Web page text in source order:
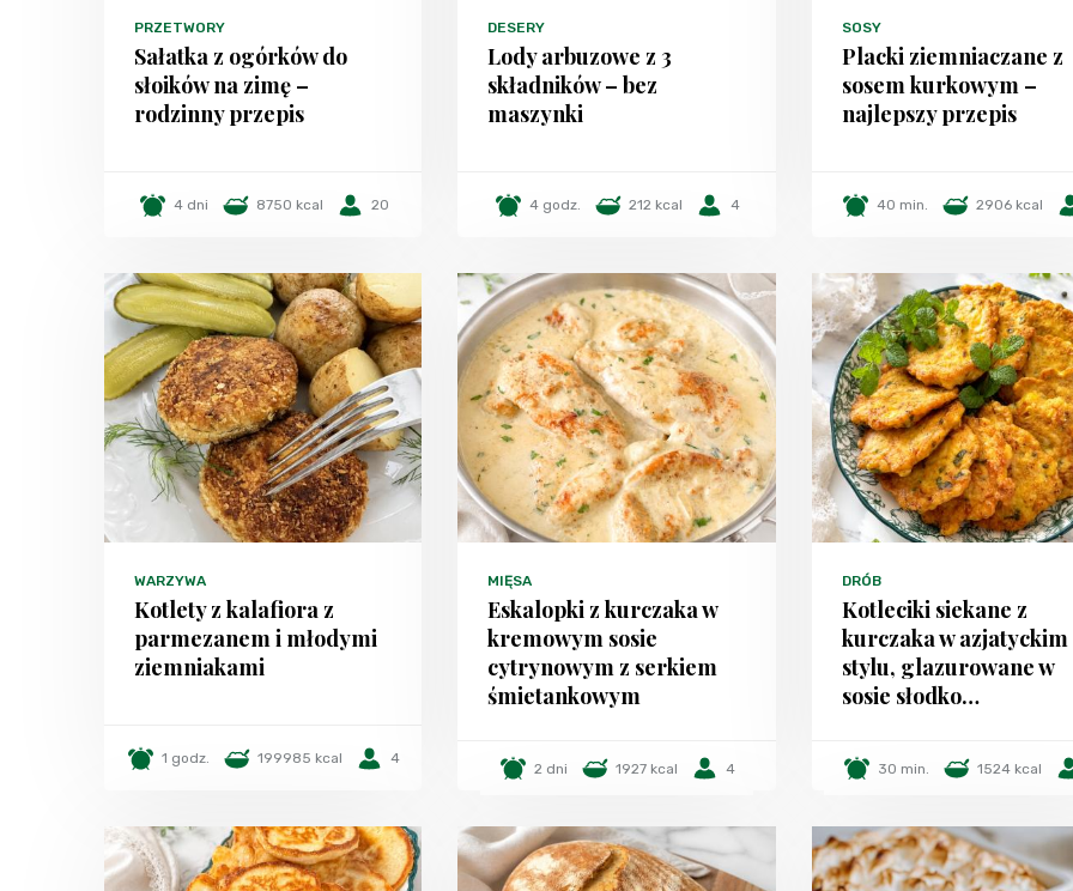
PRZETWORY
Sałatka z ogórków do
słoików na zimę –
rodzinny przepis
4 dni 8750 kcal 20
DESERY
Lody arbuzowe z 3
składników – bez
maszynki
4 godz. 212 kcal 4
SOSY
Placki ziemniaczane z
sosem kurkowym –
najlepszy przepis
40 min. 2906 kcal
WARZYWA
Kotlety z kalafiora z
parmezanem i młodymi
ziemniakami
1 godz. 199985 kcal 4
MIĘSA
Eskalopki z kurczaka w
kremowym sosie
cytrynowym z serkiem
śmietankowym
2 dni 1927 kcal 4
DRÓB
Kotleciki siekane z
kurczaka w azjatyckim
stylu, glazurowane w
sosie słodko…
30 min. 1524 kcal